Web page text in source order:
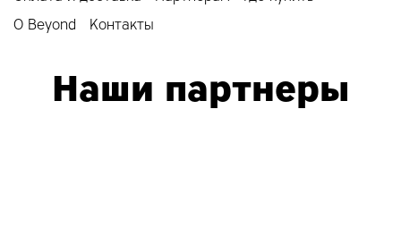
О Beyond
Контакты
Наши партнеры